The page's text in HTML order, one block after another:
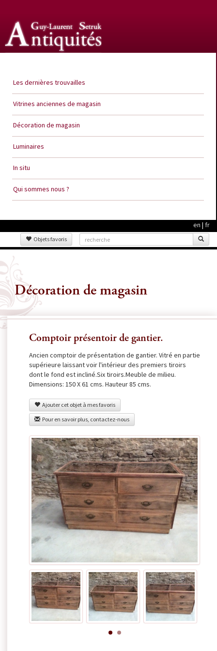
Les dernières trouvailles
Vitrines anciennes de magasin
Décoration de magasin
Luminaires
In situ
Qui sommes nous ?
en | fr
Objets favoris
Décoration de magasin
Comptoir présentoir de gantier.
Ancien comptoir de présentation de gantier. Vitré en partie
supérieure laissant voir l'intérieur des premiers tiroirs
dont le fond est incliné.Six tiroirs.Meuble de milieu.
Dimensions: 150 X 61 cms. Hauteur 85 cms.
Ajouter cet objet à mes favoris
Pour en savoir plus, contactez-nous